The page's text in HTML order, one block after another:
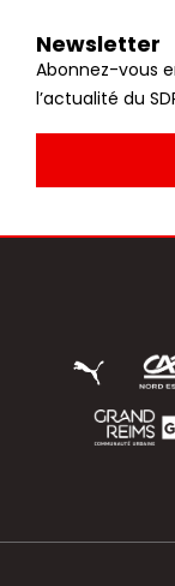
Newsletter
Abonnez-vous
l’actualité du